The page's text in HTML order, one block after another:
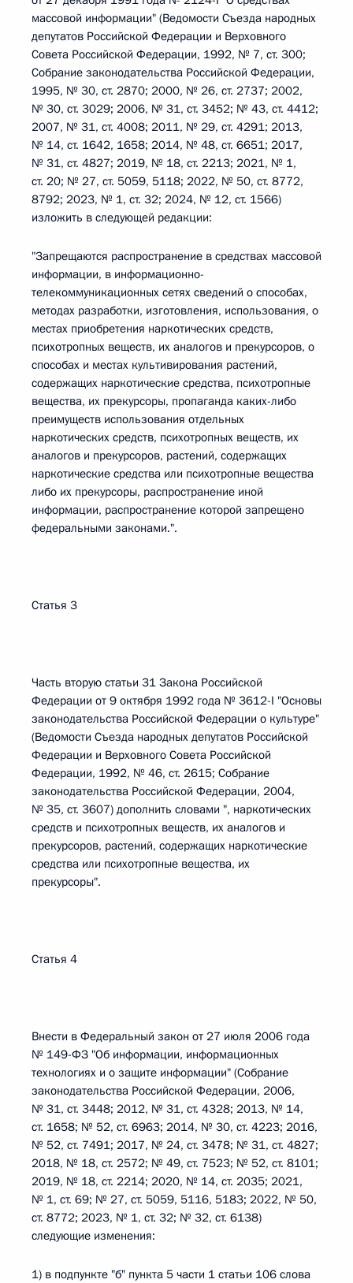
массовой информации" (Ведомости Съезда народных
депутатов Российской Федерации и Верховного
Совета Российской Федерации, 1992, № 7, ст. 300;
Собрание законодательства Российской Федерации,
1995, № 30, ст. 2870; 2000, № 26, ст. 2737; 2002,
№ 30, ст. 3029; 2006, № 31, ст. 3452; № 43, ст. 4412;
2007, № 31, ст. 4008; 2011, № 29, ст. 4291; 2013,
№ 14, ст. 1642, 1658; 2014, № 48, ст. 6651; 2017,
№ 31, ст. 4827; 2019, № 18, ст. 2213; 2021, № 1,
ст. 20; № 27, ст. 5059, 5118; 2022, № 50, ст. 8772,
8792; 2023, № 1, ст. 32; 2024, № 12, ст. 1566)
изложить в следующей редакции:
"Запрещаются распространение в средствах массовой
информации, в информационно-
телекоммуникационных сетях сведений о способах,
методах разработки, изготовления, использования, о
местах приобретения наркотических средств,
психотропных веществ, их аналогов и прекурсоров, о
способах и местах культивирования растений,
содержащих наркотические средства, психотропные
вещества, их прекурсоры, пропаганда каких-либо
преимуществ использования отдельных
наркотических средств, психотропных веществ, их
аналогов и прекурсоров, растений, содержащих
наркотические средства или психотропные вещества
либо их прекурсоры, распространение иной
информации, распространение которой запрещено
федеральными законами.".
Статья 3
Часть вторую статьи 31 Закона Российской
Федерации от 9 октября 1992 года № 3612-I "Основы
законодательства Российской Федерации о культуре"
(Ведомости Съезда народных депутатов Российской
Федерации и Верховного Совета Российской
Федерации, 1992, № 46, ст. 2615; Собрание
законодательства Российской Федерации, 2004,
№ 35, ст. 3607) дополнить словами ", наркотических
средств и психотропных веществ, их аналогов и
прекурсоров, растений, содержащих наркотические
средства или психотропные вещества, их
прекурсоры".
Статья 4
Внести в Федеральный закон от 27 июля 2006 года
№ 149-ФЗ "Об информации, информационных
технологиях и о защите информации" (Собрание
законодательства Российской Федерации, 2006,
№ 31, ст. 3448; 2012, № 31, ст. 4328; 2013, № 14,
ст. 1658; № 52, ст. 6963; 2014, № 30, ст. 4223; 2016,
№ 52, ст. 7491; 2017, № 24, ст. 3478; № 31, ст. 4827;
2018, № 18, ст. 2572; № 49, ст. 7523; № 52, ст. 8101;
2019, № 18, ст. 2214; 2020, № 14, ст. 2035; 2021,
№ 1, ст. 69; № 27, ст. 5059, 5116, 5183; 2022, № 50,
ст. 8772; 2023, № 1, ст. 32; № 32, ст. 6138)
следующие изменения:
1) в подпункте "б" пункта 5 части 1 статьи 106 слова